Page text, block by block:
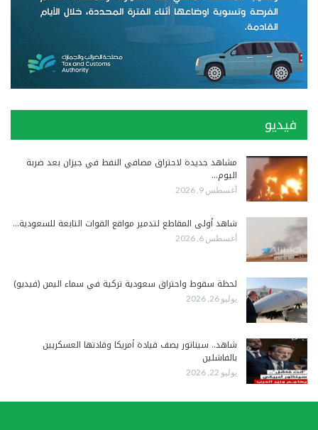
فيديو
مشاهد جديدة لاحتراق مصافي النفط في جيزان بعد ضربة
اليوم…
أغسطس 9, 2026
شاهد أولى المقاطع لتدمير مواقع القوات التابعة للسعودية…
أغسطس 6, 2026
لحظة سقوط واحتراق سعودية تركية في سماء اليمن (فيديو)
يوليو 26, 2026
شاهد.. سيناتور يصف قيادة أمريكا وقادتها العسكريين
بالفاشلين
يوليو 22, 2026